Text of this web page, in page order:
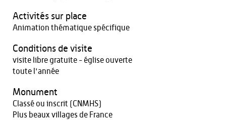
Activités sur place
Animation thématique spécifique
Conditions de visite
visite libre gratuite - église ouverte
toute l'année
Monument
Classé ou inscrit (CNMHS)
Plus beaux villages de France